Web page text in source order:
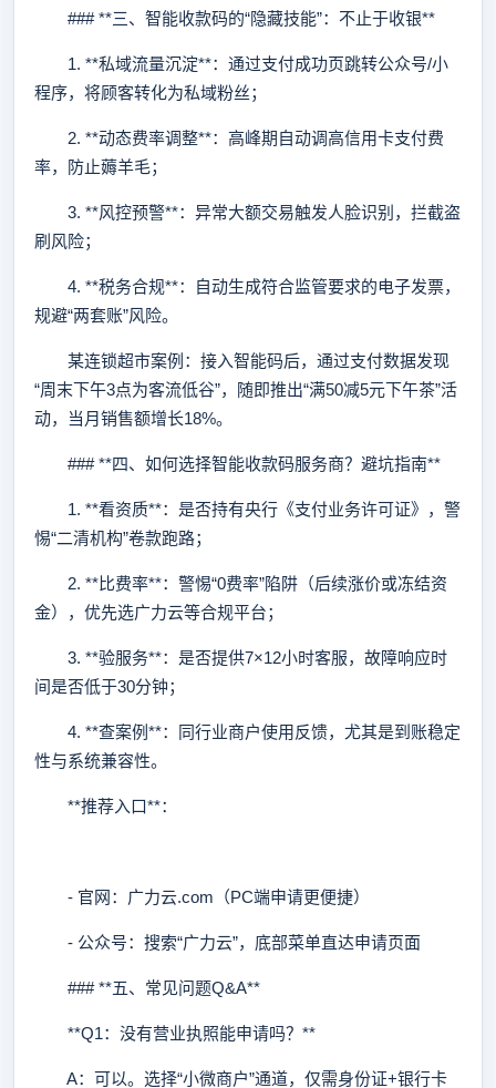
### **三、智能收款码的“隐藏技能”：不止于收银**
1. **私域流量沉淀**：通过支付成功页跳转公众号/小
程序，将顾客转化为私域粉丝；
2. **动态费率调整**：高峰期自动调高信用卡支付费
率，防止薅羊毛；
3. **风控预警**：异常大额交易触发人脸识别，拦截盗
刷风险；
4. **税务合规**：自动生成符合监管要求的电子发票，
规避“两套账”风险。
某连锁超市案例：接入智能码后，通过支付数据发现
“周末下午3点为客流低谷”，随即推出“满50减5元下午茶”活
动，当月销售额增长18%。
### **四、如何选择智能收款码服务商？避坑指南**
1. **看资质**：是否持有央行《支付业务许可证》，警
惕“二清机构”卷款跑路；
2. **比费率**：警惕“0费率”陷阱（后续涨价或冻结资
金），优先选广力云等合规平台；
3. **验服务**：是否提供7×12小时客服，故障响应时
间是否低于30分钟；
4. **查案例**：同行业商户使用反馈，尤其是到账稳定
性与系统兼容性。
**推荐入口**：
- 官网：广力云.com（PC端申请更便捷）
- 公众号：搜索“广力云”，底部菜单直达申请页面
### **五、常见问题Q&A**
**Q1：没有营业执照能申请吗？**
A：可以。选择“小微商户”通道，仅需身份证+银行卡